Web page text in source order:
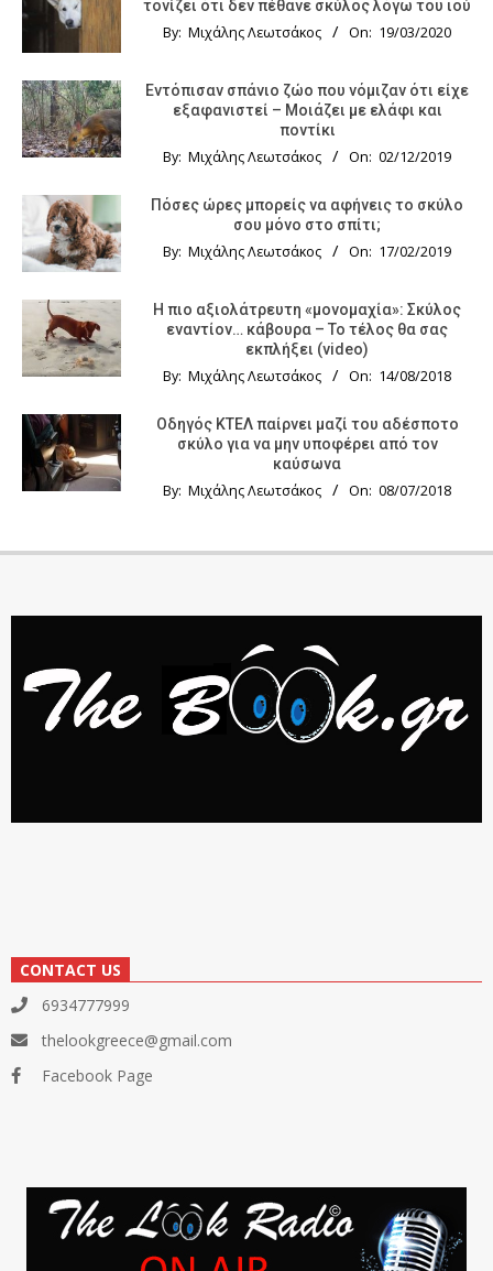
τονίζει ότι δεν πέθανε σκύλος λόγω του ιού
By: Μιχάλης Λεωτσάκος On: 19/03/2020
Εντόπισαν σπάνιο ζώο που νόμιζαν ότι είχε
εξαφανιστεί – Μοιάζει με ελάφι και
ποντίκι
By: Μιχάλης Λεωτσάκος On: 02/12/2019
Πόσες ώρες μπορείς να αφήνεις το σκύλο
σου μόνο στο σπίτι;
By: Μιχάλης Λεωτσάκος On: 17/02/2019
Η πιο αξιολάτρευτη «μονομαχία»: Σκύλος
εναντίον… κάβουρα – Το τέλος θα σας
εκπλήξει (video)
By: Μιχάλης Λεωτσάκος On: 14/08/2018
Οδηγός KTΕΛ παίρνει μαζί του αδέσποτο
σκύλο για να μην υποφέρει από τον
καύσωνα
By: Μιχάλης Λεωτσάκος On: 08/07/2018
CONTACT US
6934777999
thelookgreece@gmail.com
Facebook Page